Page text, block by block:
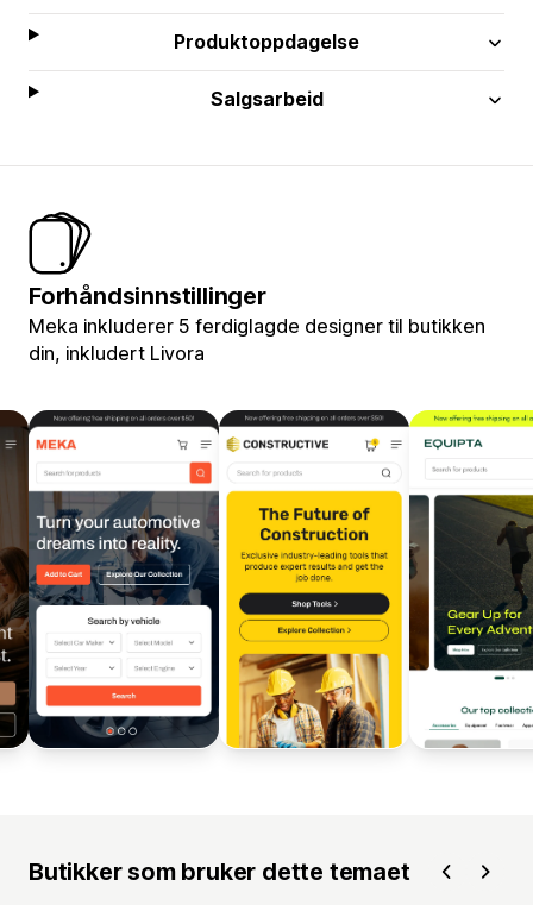
Produktoppdagelse
Salgsarbeid
Forhåndsinnstillinger
Meka inkluderer 5 ferdiglagde designer til butikken
din, inkludert Livora
Butikker som bruker dette temaet